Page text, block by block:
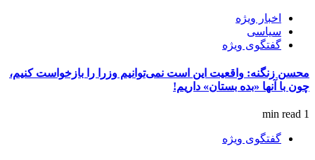
اخبار ویژه
سیاسی
گفتگوی ویژه
محسن زنگنه: واقعیت این است نمی‌توانیم وزرا را بازخواست کنیم،
چون با آنها «بده بستان» داریم!
1 min read
گفتگوی ویژه